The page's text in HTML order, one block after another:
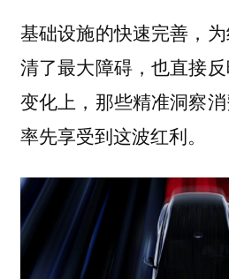
基础设施的快速完善，
清了最大障碍，也直接
变化上，那些精准洞察
率先享受到这波红利。